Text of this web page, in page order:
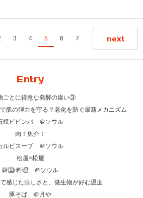
3 4 5 6 7 next
Entry
ごとに得意な発酵の違い③
肌の弾力を守る？老化を防ぐ最新メカニズム
焼ビビンバ ＠ソウル
肉！魚介！
ルビスープ ＠ソウル
松屋×松屋
韓国r料理 ＠ソウル
感じた涼しさと、微生物が好む温度
豚そば ＠月や